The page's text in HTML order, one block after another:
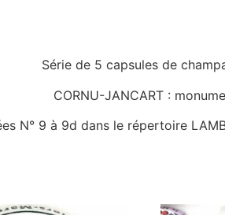
Série de 5 capsules de
CORNU-JANCART :
N° 9 à 9d dans le répertoire